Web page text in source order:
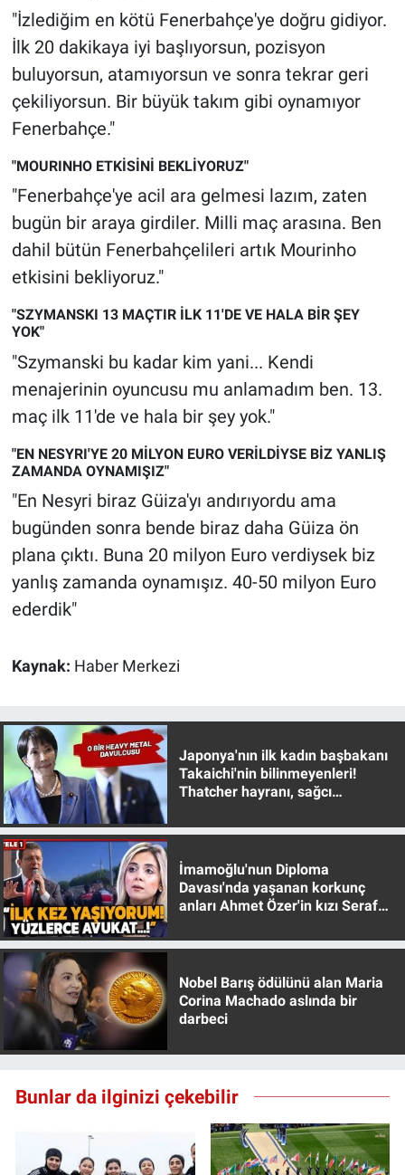
"İzlediğim en kötü Fenerbahçe'ye doğru gidiyor.
İlk 20 dakikaya iyi başlıyorsun, pozisyon
buluyorsun, atamıyorsun ve sonra tekrar geri
çekiliyorsun. Bir büyük takım gibi oynamıyor
Fenerbahçe."
"MOURINHO ETKİSİNİ BEKLİYORUZ"
"Fenerbahçe'ye acil ara gelmesi lazım, zaten
bugün bir araya girdiler. Milli maç arasına. Ben
dahil bütün Fenerbahçelileri artık Mourinho
etkisini bekliyoruz."
"SZYMANSKI 13 MAÇTIR İLK 11'DE VE HALA BİR ŞEY
YOK"
"Szymanski bu kadar kim yani... Kendi
menajerinin oyuncusu mu anlamadım ben. 13.
maç ilk 11'de ve hala bir şey yok."
"EN NESYRI'YE 20 MİLYON EURO VERİLDİYSE BİZ YANLIŞ
ZAMANDA OYNAMIŞIZ"
"En Nesyri biraz Güiza'yı andırıyordu ama
bugünden sonra bende biraz daha Güiza ön
plana çıktı. Buna 20 milyon Euro verdiysek biz
yanlış zamanda oynamışız. 40-50 milyon Euro
ederdik"
Kaynak: Haber Merkezi
Japonya'nın ilk kadın başbakanı
Takaichi'nin bilinmeyenleri!
Thatcher hayranı, sağcı
İmamoğlu'nun Diploma
Davası'nda yaşanan korkunç
anları Ahmet Özer'in kızı Seraf
Nobel Barış ödülünü alan Maria
Corina Machado aslında bir
darbeci
Bunlar da ilginizi çekebilir
Popüler
Programlar
Sağlık
Teknoloji
Türkiye'nin Geleceği
Türkiye'nin Gündemi
Yerel Yaşam
Canlı Yayın